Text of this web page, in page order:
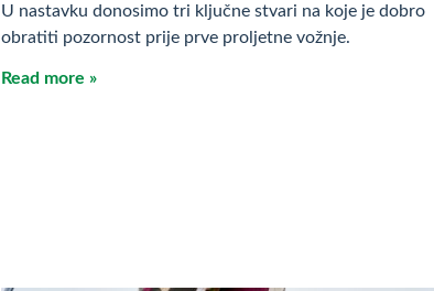
U nastavku donosimo tri ključne stvari na koje je dobro
obratiti pozornost prije prve proljetne vožnje.
Read more »